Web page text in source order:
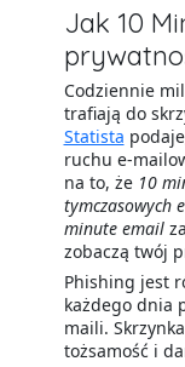
Jak 10
Codziennie
trafiają do
Statista
ruchu e-
na to, że 10
tymczasowych
minute email
zobaczą twój
Phishing jest
każdego dnia
maili. Skrzynka
tożsamość i